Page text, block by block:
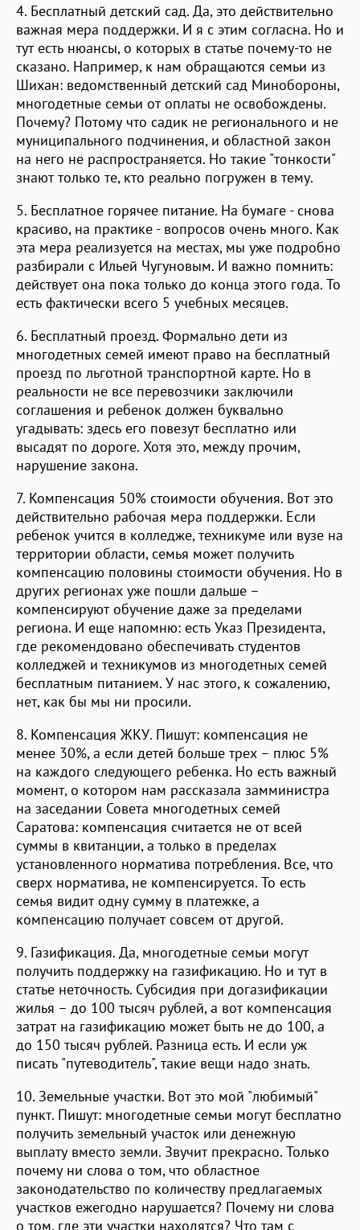
4. Бесплатный детский сад. Да, это действительно
важная мера поддержки. И я с этим согласна. Но и
тут есть нюансы, о которых в статье почему-то не
сказано. Например, к нам обращаются семьи из
Шихан: ведомственный детский сад Минобороны,
многодетные семьи от оплаты не освобождены.
Почему? Потому что садик не регионального и не
муниципального подчинения, и областной закон
на него не распространяется. Но такие "тонкости"
знают только те, кто реально погружен в тему.
5. Бесплатное горячее питание. На бумаге - снова
красиво, на практике - вопросов очень много. Как
эта мера реализуется на местах, мы уже подробно
разбирали с Ильей Чугуновым. И важно помнить:
действует она пока только до конца этого года. То
есть фактически всего 5 учебных месяцев.
6. Бесплатный проезд. Формально дети из
многодетных семей имеют право на бесплатный
проезд по льготной транспортной карте. Но в
реальности не все перевозчики заключили
соглашения и ребенок должен буквально
угадывать: здесь его повезут бесплатно или
высадят по дороге. Хотя это, между прочим,
нарушение закона.
7. Компенсация 50% стоимости обучения. Вот это
действительно рабочая мера поддержки. Если
ребенок учится в колледже, техникуме или вузе на
территории области, семья может получить
компенсацию половины стоимости обучения. Но в
других регионах уже пошли дальше –
компенсируют обучение даже за пределами
региона. И еще напомню: есть Указ Президента,
где рекомендовано обеспечивать студентов
колледжей и техникумов из многодетных семей
бесплатным питанием. У нас этого, к сожалению,
нет, как бы мы ни просили.
8. Компенсация ЖКУ. Пишут: компенсация не
менее 30%, а если детей больше трех – плюс 5%
на каждого следующего ребенка. Но есть важный
момент, о котором нам рассказала замминистра
на заседании Совета многодетных семей
Саратова: компенсация считается не от всей
суммы в квитанции, а только в пределах
установленного норматива потребления. Все, что
сверх норматива, не компенсируется. То есть
семья видит одну сумму в платежке, а
компенсацию получает совсем от другой.
9. Газификация. Да, многодетные семьи могут
получить поддержку на газификацию. Но и тут в
статье неточность. Субсидия при догазификации
жилья – до 100 тысяч рублей, а вот компенсация
затрат на газификацию может быть не до 100, а
до 150 тысяч рублей. Разница есть. И если уж
писать "путеводитель", такие вещи надо знать.
10. Земельные участки. Вот это мой "любимый"
пункт. Пишут: многодетные семьи могут бесплатно
получить земельный участок или денежную
выплату вместо земли. Звучит прекрасно. Только
почему ни слова о том, что областное
законодательство по количеству предлагаемых
участков ежегодно нарушается? Почему ни слова
о том, где эти участки находятся? Что там с